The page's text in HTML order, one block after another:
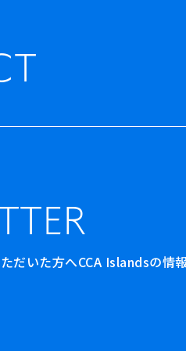
だいた方へCCA Islandsの情